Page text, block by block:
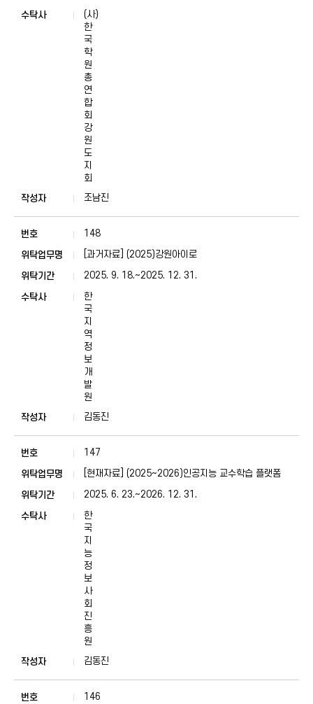
(사)
한
국
학
원
총
연
합
회
강
원
도
지
회
조남진
148
[과거자료] (2025)강원아이로
2025. 9. 18.~2025. 12. 31.
한
국
지
역
정
보
개
발
원
김동진
147
[현재자료] (2025~2026)인공지능 교수학습 플랫폼
2025. 6. 23.~2026. 12. 31.
한
국
지
능
정
보
사
회
진
흥
원
김동진
146